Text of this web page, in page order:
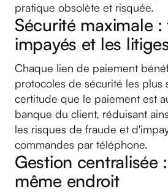
pratique obsolète et risquée.
Sécurité maximale :
impayés et les
Chaque lien de paiement
protocoles de sécurité les plus
certitude que le paiement est
banque du client, réduisant
les risques de fraude et
commandes par téléphone.
Gestion centralisée
même endroit